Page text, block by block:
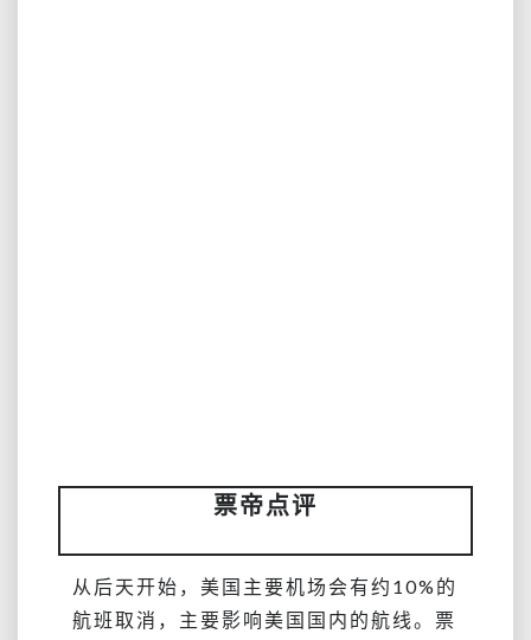
票帝点评
从后天开始，美国主要机场会有约10%的
航班取消，主要影响美国国内的航线。票